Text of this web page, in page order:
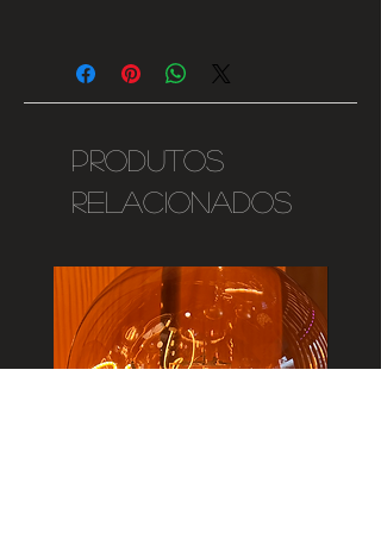
produto tem um prazo estimado de
entrega mínimo de 2 semanas.
Produtos
relacionados